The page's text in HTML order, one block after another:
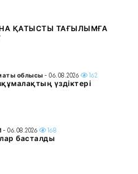
ҚАТЫСТЫ ТАҒЫЛЫМҒА
облысы - 06.08.2026 162
үздіктері
- 06.08.2026 168
басталды